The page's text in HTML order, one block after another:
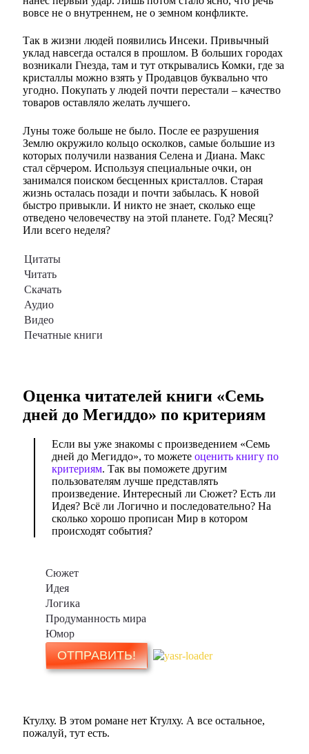
вовсе не о внутреннем, не о земном конфликте.
Так в жизни людей появились Инсеки. Привычный
уклад навсегда остался в прошлом. В больших городах
возникали Гнезда, там и тут открывались Комки, где за
кристаллы можно взять у Продавцов буквально что
угодно. Покупать у людей почти перестали – качество
товаров оставляло желать лучшего.
Луны тоже больше не было. После ее разрушения
Землю окружило кольцо осколков, самые большие из
которых получили названия Селена и Диана. Макс
стал сёрчером. Используя специальные очки, он
занимался поиском бесценных кристаллов. Старая
жизнь осталась позади и почти забылась. К новой
быстро привыкли. И никто не знает, сколько еще
отведено человечеству на этой планете. Год? Месяц?
Или всего неделя?
Цитаты
Читать
Скачать
Аудио
Видео
Печатные книги
Оценка читателей книги «Семь
дней до Мегиддо» по критериям
Сюжет
Идея
Логика
Продуманность мира
Юмор
Если вы уже знакомы с произведением «Семь
дней до Мегиддо», то можете оценить книгу по
критериям. Так вы поможете другим
пользователям лучше представлять
произведение. Интересный ли Сюжет? Есть ли
Идея? Всё ли Логично и последовательно? На
сколько хорошо прописан Мир в котором
происходят события?
Ктулху. В этом романе нет Ктулху. А все остальное,
пожалуй, тут есть.